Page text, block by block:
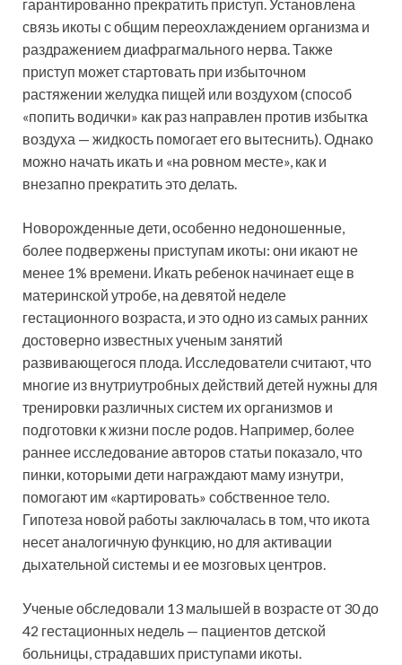
гарантированно прекратить приступ. Установлена
связь икоты с общим переохлаждением организма и
раздражением диафрагмального нерва. Также
приступ может стартовать при избыточном
растяжении желудка пищей или воздухом (способ
«попить водички» как раз направлен против избытка
воздуха — жидкость помогает его вытеснить). Однако
можно начать икать и «на ровном месте», как и
внезапно прекратить это делать.
Новорожденные дети, особенно недоношенные,
более подвержены приступам икоты: они икают не
менее 1% времени. Икать ребенок начинает еще в
материнской утробе, на девятой неделе
гестационного возраста, и это одно из самых ранних
достоверно известных ученым занятий
развивающегося плода. Исследователи считают, что
многие из внутриутробных действий детей нужны для
тренировки различных систем их организмов и
подготовки к жизни после родов. Например, более
раннее исследование авторов статьи показало, что
пинки, которыми дети награждают маму изнутри,
помогают им «картировать» собственное тело.
Гипотеза новой работы заключалась в том, что икота
несет аналогичную функцию, но для активации
дыхательной системы и ее мозговых центров.
Ученые обследовали 13 малышей в возрасте от 30 до
42 гестационных недель — пациентов детской
больницы, страдавших приступами икоты.